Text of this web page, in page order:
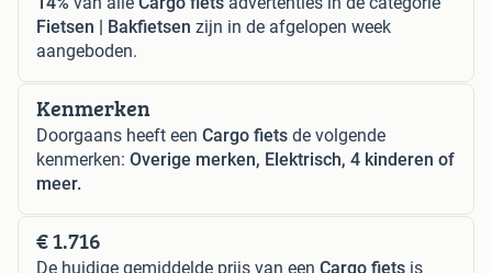
Fietsen | Bakfietsen zijn in de afgelopen week
aangeboden.
Kenmerken
Doorgaans heeft een Cargo fiets de volgende
kenmerken: Overige merken, Elektrisch, 4 kinderen of
meer.
€ 1.716
De huidige gemiddelde prijs van een Cargo fiets is